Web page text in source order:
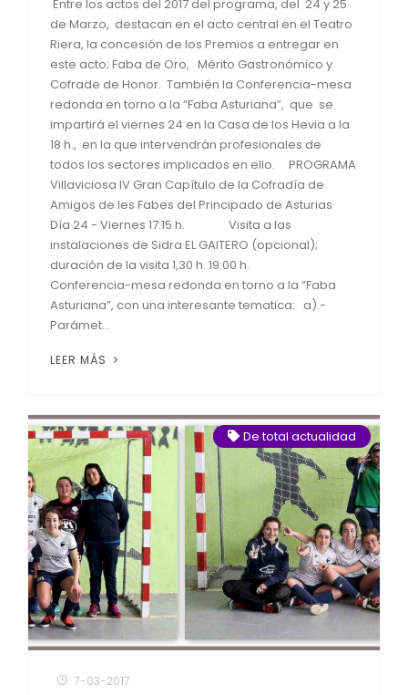
Entre los actos del 2017 del programa, del 24 y 25
de Marzo, destacan en el acto central en el Teatro
Riera, la concesión de los Premios a entregar en
este acto; Faba de Oro, Mérito Gastronómico y
Cofrade de Honor. También la Conferencia-mesa
redonda en torno a la “Faba Asturiana”, que se
impartirá el viernes 24 en la Casa de los Hevia a la
18 h., en la que intervendrán profesionales de
todos los sectores implicados en ello. PROGRAMA
Villaviciosa IV Gran Capítulo de la Cofradía de
Amigos de les Fabes del Principado de Asturias
Día 24 - Viernes 17:15 h. Visita a las
instalaciones de Sidra EL GAITERO (opcional);
duración de la visita 1,30 h. 19:00 h.
Conferencia-mesa redonda en torno a la “Faba
Asturiana”, con una interesante tematica: a).-
Parámet...
LEER MÁS
De total actualidad
7-03-2017